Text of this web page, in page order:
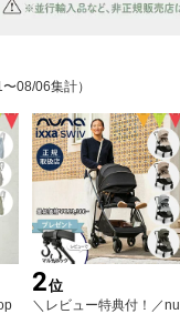
〜08/06集計）
2位
＼レビュー特典付！／nu